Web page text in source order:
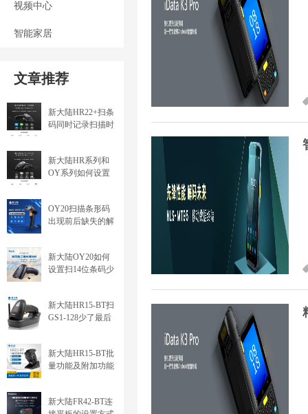
视频中心
智能家居
文章推荐
新大陆HR22+扫条
码同时记录扫描时
新大陆HR系列和
OY系列如何设置
OY20扫描条形码
出现前后缺失的解
新大陆OY20如何
设置扫14位条码少
码）
新大陆HR15-BT扫
GS1-128少了最后
新大陆HR15-BT批
量功能及附加功能
新大陆FR42-BT连